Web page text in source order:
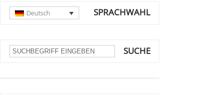
SPRACHWAHL
Deutsch
SUCHE